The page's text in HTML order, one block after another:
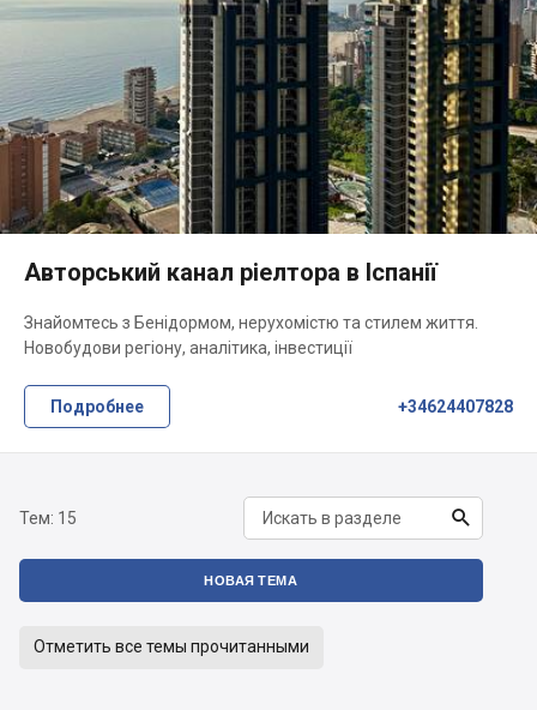
Авторський канал ріелтора в Іспанії
Знайомтесь з Бенідормом, нерухомістю та стилем життя.
Новобудови регіону, аналітика, інвестиції
Подробнее +34624407828
Тем: 15 
НОВАЯ ТЕМА
Отметить все темы прочитанными